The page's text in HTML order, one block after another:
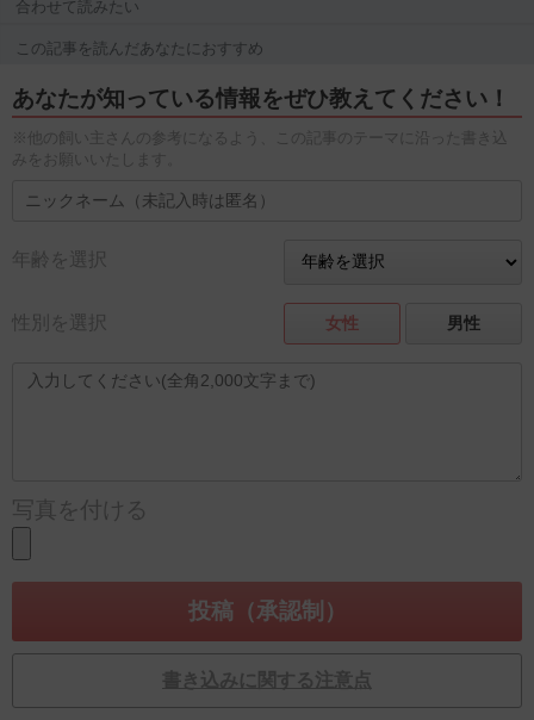
合わせて読みたい
この記事を読んだあなたにおすすめ
あなたが知っている情報をぜひ教えてください！
※他の飼い主さんの参考になるよう、この記事のテーマに沿った書き込
みをお願いいたします。
年齢を選択
性別を選択 女性 男性
写真を付ける
書き込みに関する注意点